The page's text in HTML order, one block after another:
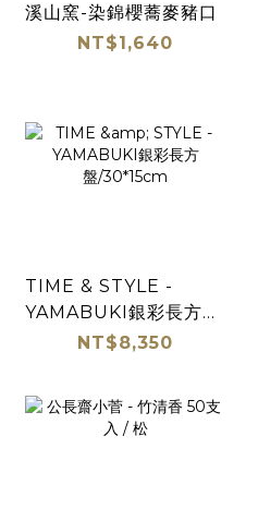
溪山窯-染錦櫻蕎麥豬口
NT$1,640
TIME & STYLE -
YAMABUKI銀彩長方
盤/30*15cm
NT$8,350